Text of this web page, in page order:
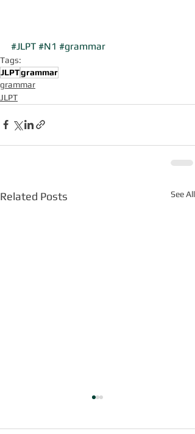
#JLPT #N1 #grammar
Tags:
JLPTgrammar
grammar
JLPT
Related Posts See All